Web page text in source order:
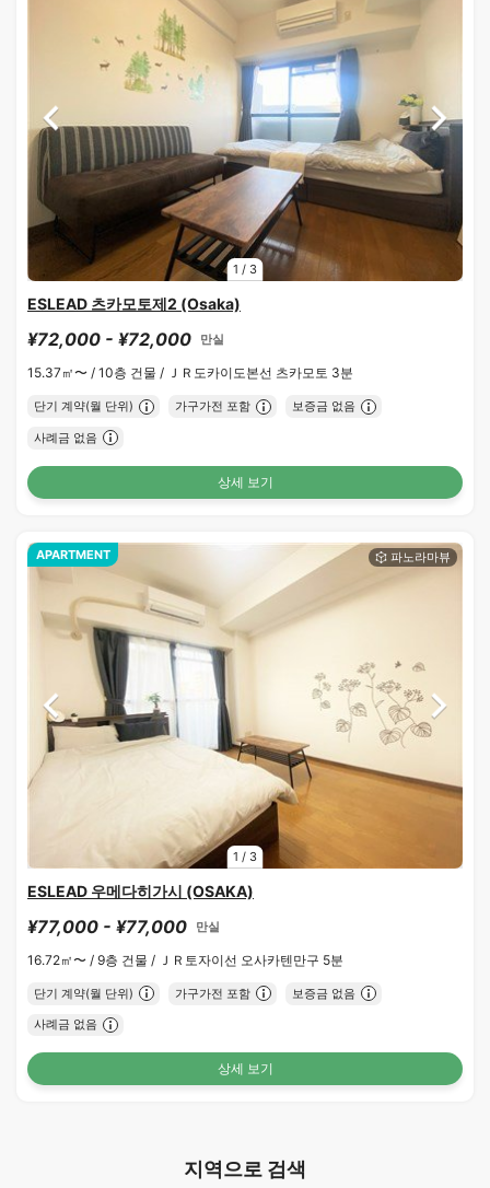
1 / 3
ESLEAD 츠카모토제2 (Osaka)
¥72,000 - ¥72,000 만실
15.37㎡〜 / 10층 건물 / ＪＲ도카이도본선 츠카모토 3분
단기 계약(월 단위) 가구가전 포함 보증금 없음
사례금 없음
상세 보기
1 / 3
APARTMENT
ESLEAD 우메다히가시 (OSAKA)
¥77,000 - ¥77,000 만실
16.72㎡〜 / 9층 건물 / ＪＲ토자이선 오사카텐만구 5분
단기 계약(월 단위) 가구가전 포함 보증금 없음
사례금 없음
상세 보기
지역으로 검색